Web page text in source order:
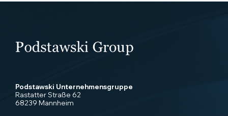
Podstawski Unternehmensgruppe
Rastatter Straße 62
68239 Mannheim